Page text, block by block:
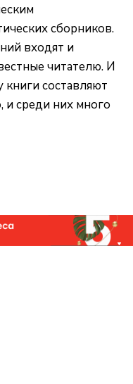
сборников.
входят и
читателю. И
составляют
и среди них много